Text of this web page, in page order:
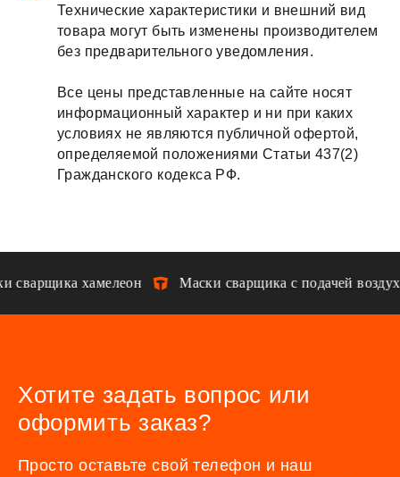
Технические характеристики и внешний вид
товара могут быть изменены производителем
без предварительного уведомления.
Все цены представленные на сайте носят
информационный характер и ни при каких
условиях не являются публичной офертой,
определяемой положениями Статьи 437(2)
Гражданского кодекса РФ.
сварщика хамелеон Маски сварщика с подачей воздуха
Хотите задать вопрос или
оформить заказ?
Просто оставьте свой телефон и наш